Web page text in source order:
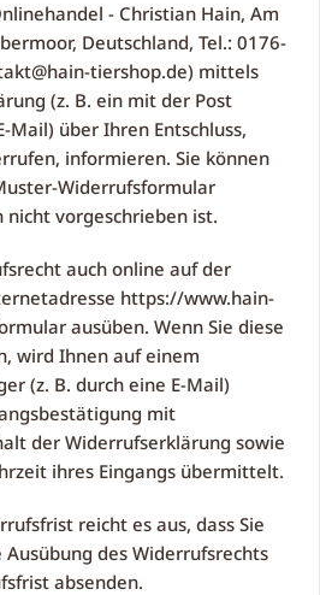
- Christian Hain, Am
Deutschland, Tel.: 0176-
tiershop.de) mittels
(z. B. ein mit der Post
Mail) über Ihren Entschluss,
informieren. Sie können
Widerrufsformular
nicht vorgeschrieben ist.
auch online auf der
https://www.hain-
ausüben. Wenn Sie diese
wird Ihnen auf einem
(z. B. durch eine E-Mail)
mit
der Widerrufserklärung sowie
ihres Eingangs übermittelt.
reicht es aus, dass Sie
des Widerrufsrechts
absenden.